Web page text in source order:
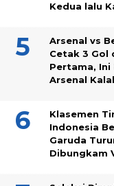
Kedua lalu
Arsenal vs
Cetak 3 Gol
Pertama, Ini
Arsenal
Klasemen
Indonesia
Garuda
Dibungkam